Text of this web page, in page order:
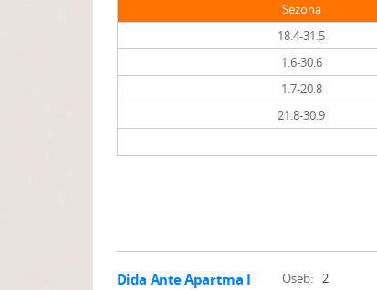
Sezona
18.4-31.5
1.6-30.6
1.7-20.8
21.8-30.9
Dida Ante Apartma I Oseb: 2